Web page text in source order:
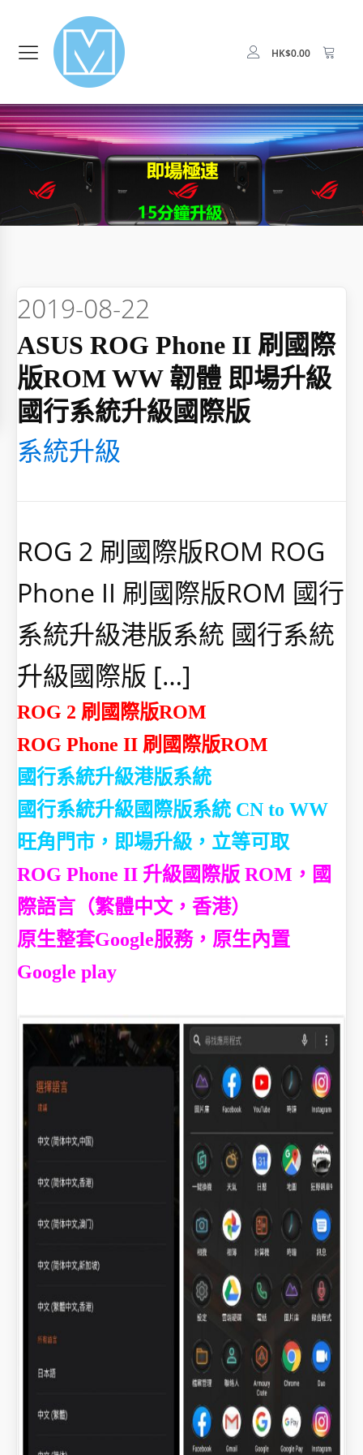
HK$0.00
2019-08-22
ASUS ROG Phone II 刷國際
版ROM WW 韌體 即場升級
國行系統升級國際版
系統升級
ROG 2 刷國際版ROM ROG
Phone II 刷國際版ROM 國行
系統升級港版系統 國行系統
升級國際版 […]
ROG 2 刷國際版ROM
ROG Phone II 刷國際版ROM
國行系統升級港版系統
國行系統升級國際版系統 CN to WW
旺角門市，即場升級，立等可取
ROG Phone II 升級國際版 ROM，國
際語言（繁體中文，香港）
原生整套Google服務，原生內置
Google play